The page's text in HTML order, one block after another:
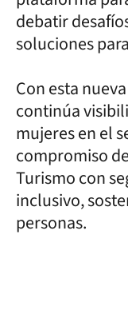
debatir
soluciones
Con esta
continúa
mujeres en el
compromiso
Turismo con
inclusivo,
personas.